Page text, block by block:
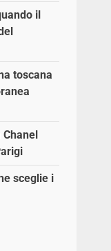
il
toscana
Chanel
sceglie i